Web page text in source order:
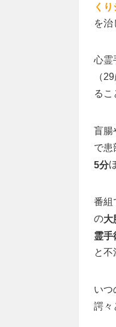
く
を治
心霊
（
るこ
盲腸
で患
5分
番組
の大
霊手
と不
いつ
諤々